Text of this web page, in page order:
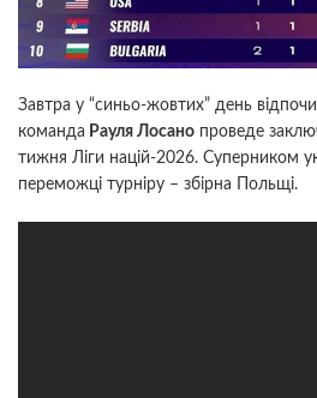
Завтра у “синьо-жовтих” день
команда Рауля Лосано проведе
тижня Ліги націй-2026. Суперником
переможці турніру – збірна Польщі.